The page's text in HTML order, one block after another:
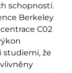
schopností.
Berkeley
C02
studiemi, že